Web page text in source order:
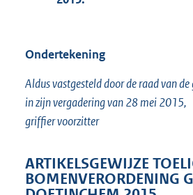
Ondertekening
Aldus vastgesteld door de raad van
in zijn vergadering van 28 mei 2015,
griffier voorzitter
ARTIKELSGEWIJZE
BOMENVERORDENING